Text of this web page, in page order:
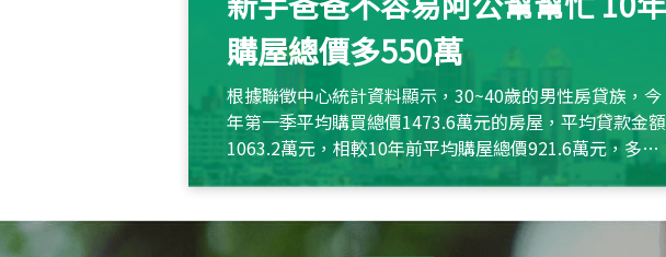
購屋總價多550萬
根據聯徵中心統計資料顯示，30~40歲的男性房貸族，今
年第一季平均購買總價1473.6萬元的房屋，平均貸款金額
1063.2萬元，相較10年前平均購屋總價921.6萬元，多出
約550萬元，且貸款金額也多